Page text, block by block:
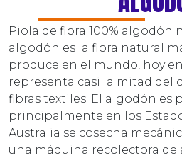
Piola de fibra 100% algodón
algodón es la fibra natural
produce en el mundo, hoy
representa casi la mitad del
fibras textiles. El algodón es
principalmente en los
Australia se cosecha
una máquina recolectora de